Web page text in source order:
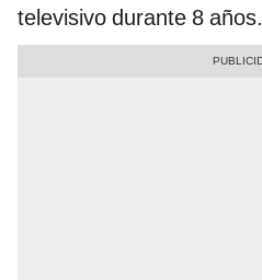
televisivo durante 8 años.